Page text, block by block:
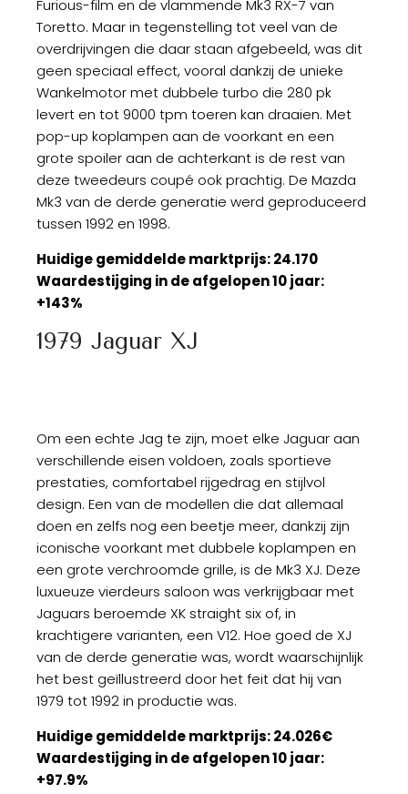
Furious-film en de vlammende Mk3 RX-7 van
Toretto. Maar in tegenstelling tot veel van de
overdrijvingen die daar staan afgebeeld, was dit
geen speciaal effect, vooral dankzij de unieke
Wankelmotor met dubbele turbo die 280 pk
levert en tot 9000 tpm toeren kan draaien. Met
pop-up koplampen aan de voorkant en een
grote spoiler aan de achterkant is de rest van
deze tweedeurs coupé ook prachtig. De Mazda
Mk3 van de derde generatie werd geproduceerd
tussen 1992 en 1998.
Huidige gemiddelde marktprijs: 24.170
Waardestijging in de afgelopen 10 jaar:
+143%
1979 Jaguar XJ
Om een echte Jag te zijn, moet elke Jaguar aan
verschillende eisen voldoen, zoals sportieve
prestaties, comfortabel rijgedrag en stijlvol
design. Een van de modellen die dat allemaal
doen en zelfs nog een beetje meer, dankzij zijn
iconische voorkant met dubbele koplampen en
een grote verchroomde grille, is de Mk3 XJ. Deze
luxueuze vierdeurs saloon was verkrijgbaar met
Jaguars beroemde XK straight six of, in
krachtigere varianten, een V12. Hoe goed de XJ
van de derde generatie was, wordt waarschijnlijk
het best geïllustreerd door het feit dat hij van
1979 tot 1992 in productie was.
Huidige gemiddelde marktprijs: 24.026€
Waardestijging in de afgelopen 10 jaar:
+97.9%